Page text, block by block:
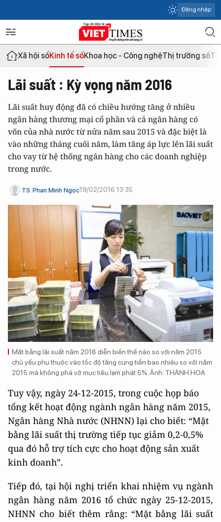
Đăng nhập
Xã hội sốKinh tế sốKhoa học - Công nghệThị trường số
Lãi suất : Kỳ vọng năm 2016
Lãi suất huy động đã có chiều hướng tăng ở nhiều
ngân hàng thương mại cổ phần và cả ngân hàng có
vốn của nhà nước từ nửa năm sau 2015 và đặc biệt là
vào những tháng cuối năm, làm tăng áp lực lên lãi suất
cho vay từ hệ thống ngân hàng cho các doanh nghiệp
trong nước.
TS. Phan Minh Ngọc19/02/2016 13:35
Mặt bằng lãi suất năm 2016 diễn biến thế nào so với năm 2015
chủ yếu phụ thuộc vào tốc độ tăng cung tiền bao nhiêu so với năm
2015 mà không phá vỡ mục tiêu lạm phát 5%. Ảnh: THÀNH HOA
Tuy vậy, ngày 24-12-2015, trong cuộc họp báo
tổng kết hoạt động ngành ngân hàng năm 2015,
Ngân hàng Nhà nước (NHNN) lại cho biết: “Mặt
bằng lãi suất thị trường tiếp tục giảm 0,2-0,5%
qua đó hỗ trợ tích cực cho hoạt động sản xuất
kinh doanh”.
Tiếp đó, tại hội nghị triển khai nhiệm vụ ngành
ngân hàng năm 2016 tổ chức ngày 25-12-2015,
NHNN cho biết thêm rằng: “Mặt bằng lãi suất